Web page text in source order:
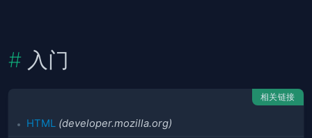
入门
相关链接
HTML (developer.mozilla.org)